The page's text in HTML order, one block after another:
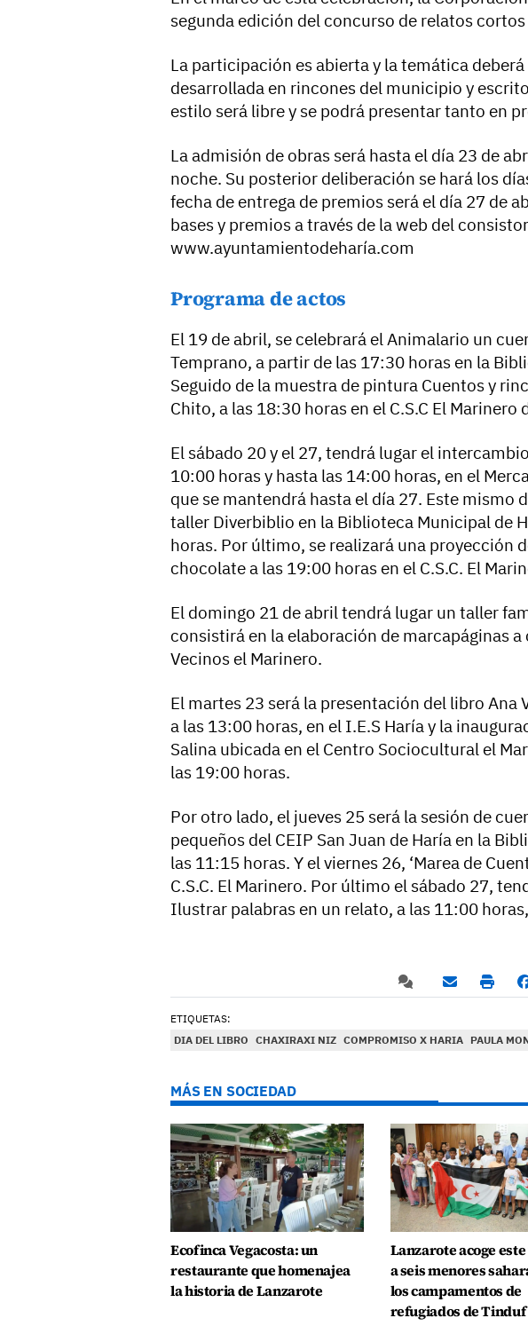
segunda edición del concurso de relatos
La participación es abierta y la temática
desarrollada en rincones del municipio y
estilo será libre y se podrá presentar tanto en
La admisión de obras será hasta el día 23 de
noche. Su posterior deliberación se hará los
fecha de entrega de premios será el día 27 de
bases y premios a través de la web del
www.ayuntamientodeharía.com
Programa de actos
El 19 de abril, se celebrará el Animalario un
Temprano, a partir de las 17:30 horas en la
Seguido de la muestra de pintura Cuentos y
Chito, a las 18:30 horas en el C.S.C El Marinero
El sábado 20 y el 27, tendrá lugar el
10:00 horas y hasta las 14:00 horas, en el
que se mantendrá hasta el día 27. Este mismo
taller Diverbiblio en la Biblioteca Municipal de
horas. Por último, se realizará una proyección
chocolate a las 19:00 horas en el C.S.C. El
El domingo 21 de abril tendrá lugar un taller
consistirá en la elaboración de marcapáginas
Vecinos el Marinero.
El martes 23 será la presentación del libro Ana
a las 13:00 horas, en el I.E.S Haría y la
Salina ubicada en el Centro Sociocultural el
las 19:00 horas.
Por otro lado, el jueves 25 será la sesión de
pequeños del CEIP San Juan de Haría en la
las 11:15 horas. Y el viernes 26, ‘Marea de
C.S.C. El Marinero. Por último el sábado 27,
Ilustrar palabras en un relato, a las 11:00 horas,
ETIQUETAS:
DIA DEL LIBRO CHAXIRAXI NIZ COMPROMISO X HARIA PAULA
MÁS EN SOCIEDAD
Ecofinca Vegacosta: un
restaurante que homenajea
la historia de Lanzarote
Lanzarote acoge
a seis menores
los campamentos de
refugiados de Tinduf